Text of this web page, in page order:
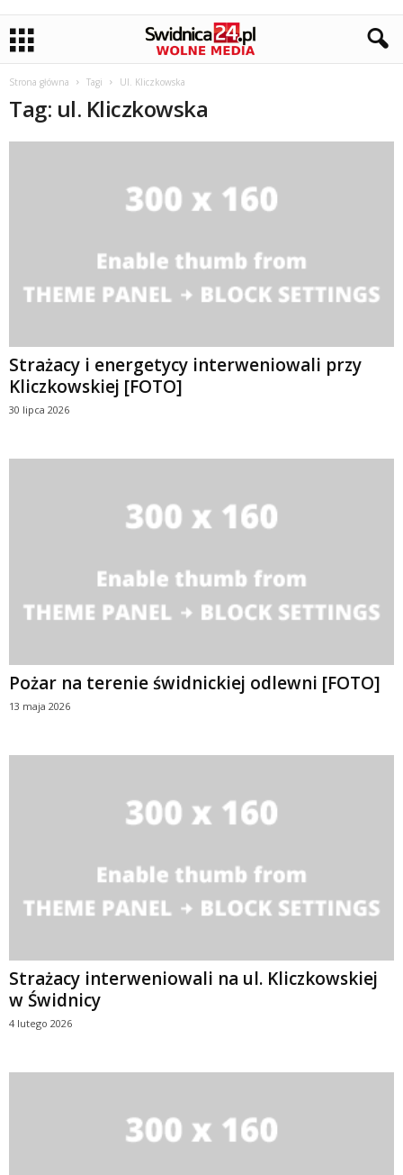
Strona główna Tagi Ul. Kliczkowska
Tag: ul. Kliczkowska
Strażacy i energetycy interweniowali przy
Kliczkowskiej [FOTO]
30 lipca 2026
Pożar na terenie świdnickiej odlewni [FOTO]
13 maja 2026
Strażacy interweniowali na ul. Kliczkowskiej
w Świdnicy
4 lutego 2026